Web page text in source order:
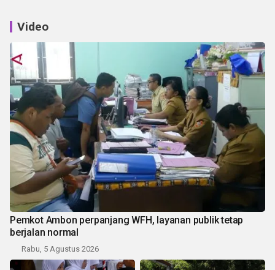
Video
Pemkot Ambon perpanjang WFH, layanan publik tetap
berjalan normal
Rabu, 5 Agustus 2026